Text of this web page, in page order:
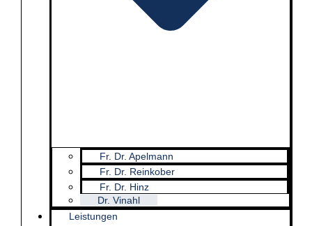
Fr. Dr. Apelmann
Fr. Dr. Reinkober
Fr. Dr. Hinz
Dr. Vinahl
Leistungen